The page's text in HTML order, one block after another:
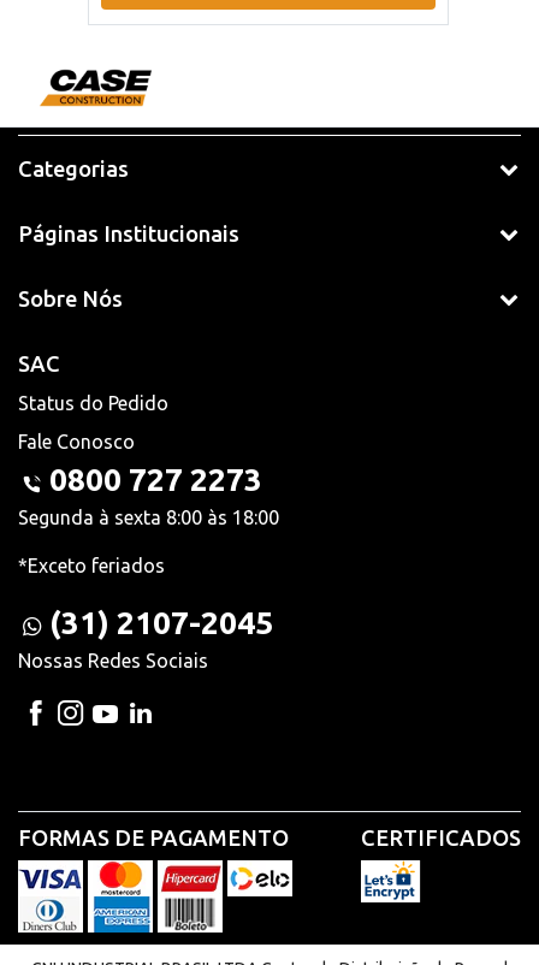
Categorias
Páginas Institucionais
Sobre Nós
SAC
Status do Pedido
Fale Conosco
0800 727 2273
Segunda à sexta 8:00 às 18:00
*Exceto feriados
(31) 2107-2045
Nossas Redes Sociais
FORMAS DE PAGAMENTO CERTIFICADOS